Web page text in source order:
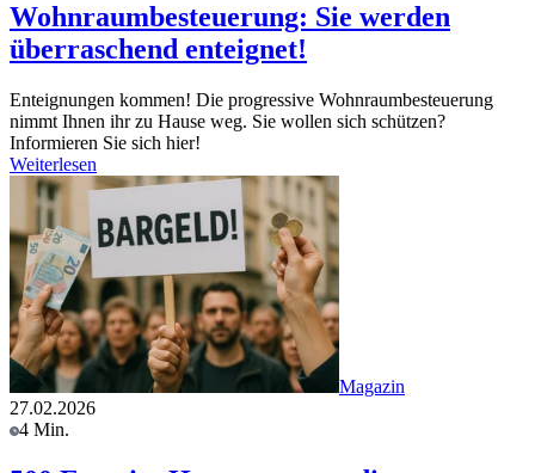
Wohnraumbesteuerung: Sie werden
überraschend enteignet!
Enteignungen kommen! Die progressive Wohnraumbesteuerung
nimmt Ihnen ihr zu Hause weg. Sie wollen sich schützen?
Informieren Sie sich hier!
Weiterlesen
Magazin
27.02.2026
4 Min.